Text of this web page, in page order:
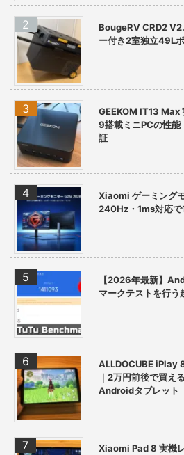
BougeRV CRD2
ー付き2室独立49L
GEEKOM IT13 Max
9搭載ミニPCの性能
証
Xiaomi ゲーミング
240Hz・1ms対応
【2026年最新】
マークテストを行う
ALLDOCUBE iPlay
｜2万円前後で買え
Androidタブレット
Xiaomi Pad 8 実機